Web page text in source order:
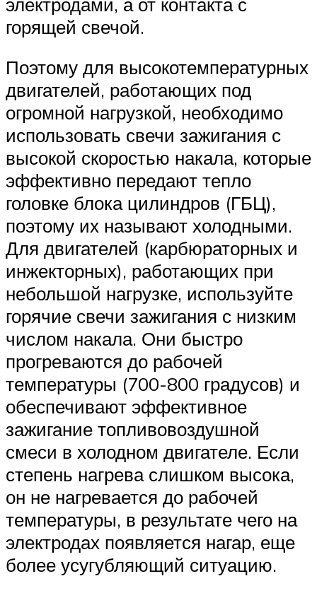
горящей свечой.
Поэтому для высокотемпературных
двигателей, работающих под
огромной нагрузкой, необходимо
использовать свечи зажигания с
высокой скоростью накала, которые
эффективно передают тепло
головке блока цилиндров (ГБЦ),
поэтому их называют холодными.
Для двигателей (карбюраторных и
инжекторных), работающих при
небольшой нагрузке, используйте
горячие свечи зажигания с низким
числом накала. Они быстро
прогреваются до рабочей
температуры (700-800 градусов) и
обеспечивают эффективное
зажигание топливовоздушной
смеси в холодном двигателе. Если
степень нагрева слишком высока,
он не нагревается до рабочей
температуры, в результате чего на
электродах появляется нагар, еще
более усугубляющий ситуацию.